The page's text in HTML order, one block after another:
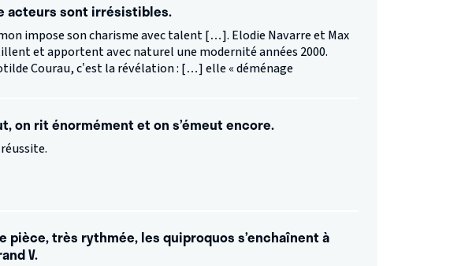
acteurs sont irrésistibles.
impose son charisme avec talent […]. Elodie Navarre et Max
et apportent avec naturel une modernité années 2000.
Courau, c’est la révélation : […] elle « déménage
on rit énormément et on s’émeut encore.
pièce, très rythmée, les quiproquos s’enchaînent à
V.